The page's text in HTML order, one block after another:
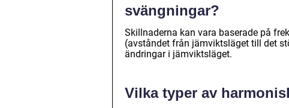
svängningar?
Skillnaderna kan vara baserade på
(avståndet från jämviktsläget till det
ändringar i jämviktsläget.
Vilka typer av